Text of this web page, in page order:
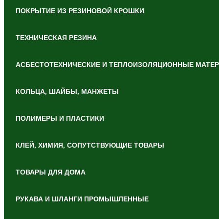
ПОКРЫТИЕ ИЗ РЕЗИНОВОЙ КРОШКИ
ТЕХНИЧЕСКАЯ РЕЗИНА
АСБЕСТОТЕХНИЧЕСКИЕ И ТЕПЛОИЗОЛЯЦИОННЫЕ
КОЛЬЦА, ШАЙБЫ, МАНЖЕТЫ
ПОЛИМЕРЫ И ПЛАСТИКИ
КЛЕЙ, ХИМИЯ, СОПУТСТВУЮЩИЕ ТОВАРЫ
ТОВАРЫ ДЛЯ ДОМА
РУКАВА И ШЛАНГИ ПРОМЫШЛЕННЫЕ